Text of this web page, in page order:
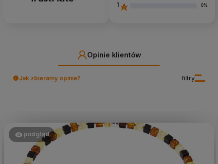
1 0%
Opinie klientów
filtry
Jak zbieramy opinie?
podgląd